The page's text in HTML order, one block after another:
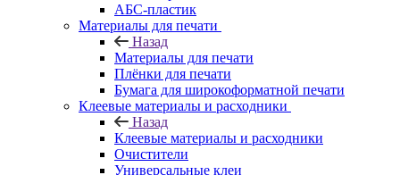
АБС-пластик
Материалы для печати
Назад
Материалы для печати
Плёнки для печати
Бумага для широкоформатной печати
Клеевые материалы и расходники
Назад
Клеевые материалы и расходники
Очистители
Универсальные клеи